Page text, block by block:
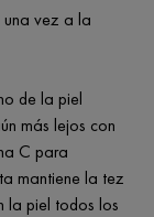
vez a la
de la piel
más lejos con
C para
mantiene la tez
la piel todos los